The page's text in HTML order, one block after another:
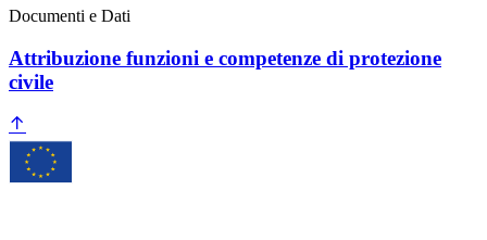
Documenti e Dati
Attribuzione funzioni e competenze di protezione
civile